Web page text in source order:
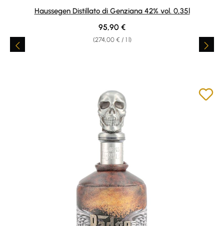
Average rating of 5 out of 5 stars
Haussegen Distillato di Genziana 42% vol. 0,35l
(274,00 € / 1 l)
Regular price:
95,90 €